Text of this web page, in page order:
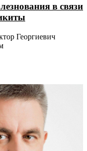
в связи
Георгиевич